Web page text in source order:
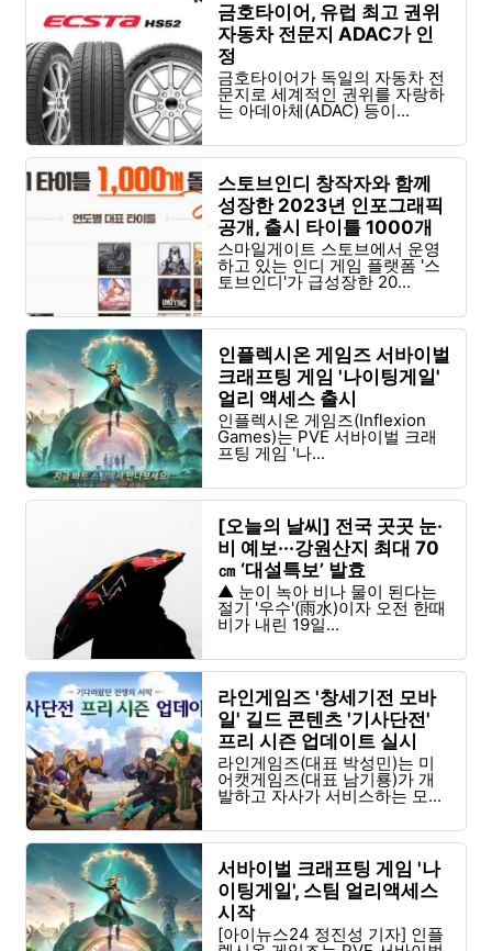
금호타이어, 유럽 최고 권위
자동차 전문지 ADAC가 인
정
금호타이어가 독일의 자동차 전
문지로 세계적인 권위를 자랑하
는 아데아체(ADAC) 등이...
스토브인디 창작자와 함께
성장한 2023년 인포그래픽
공개, 출시 타이틀 1000개
달성
스마일게이트 스토브에서 운영
하고 있는 인디 게임 플랫폼 '스
토브인디'가 급성장한 20...
인플렉시온 게임즈 서바이벌
크래프팅 게임 '나이팅게일'
얼리 액세스 출시
인플렉시온 게임즈(Inflexion
Games)는 PVE 서바이벌 크래
프팅 게임 '나...
[오늘의 날씨] 전국 곳곳 눈·
비 예보···강원산지 최대 70
㎝ ‘대설특보’ 발효
▲ 눈이 녹아 비나 물이 된다는
절기 '우수'(雨水)이자 오전 한때
비가 내린 19일...
라인게임즈 '창세기전 모바
일' 길드 콘텐츠 '기사단전'
프리 시즌 업데이트 실시
라인게임즈(대표 박성민)는 미
어캣게임즈(대표 남기룡)가 개
발하고 자사가 서비스하는 모...
서바이벌 크래프팅 게임 '나
이팅게일', 스팀 얼리액세스
시작
[아이뉴스24 정진성 기자] 인플